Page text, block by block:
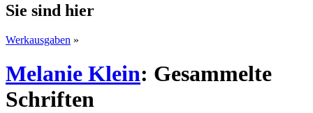
Sie sind hier
Werkausgaben »
Melanie Klein: Gesammelte
Schriften